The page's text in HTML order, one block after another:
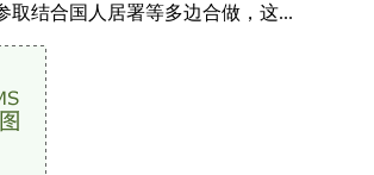
取结合国人居署等多边合做，这...